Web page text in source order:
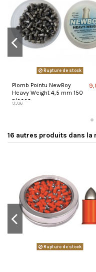
Rupture de stock
Plomb Pointu NewBoy
Heavy Weight 4,5 mm 150
pieces
9336
16 autres produits dans la
Rupture de stock